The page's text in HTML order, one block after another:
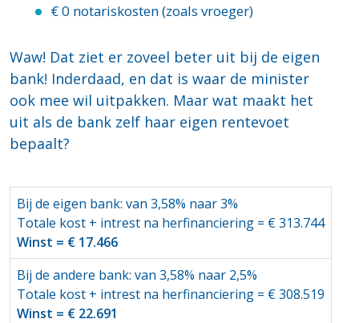
€ 0 notariskosten (zoals vroeger)
Waw! Dat ziet er zoveel beter uit bij de eigen
bank! Inderdaad, en dat is waar de minister
ook mee wil uitpakken. Maar wat maakt het
uit als de bank zelf haar eigen rentevoet
bepaalt?
Bij de eigen bank: van 3,58% naar 3%
Totale kost + intrest na herfinanciering = € 313.744
Winst = € 17.466
Bij de andere bank: van 3,58% naar 2,5%
Totale kost + intrest na herfinanciering = € 308.519
Winst = € 22.691